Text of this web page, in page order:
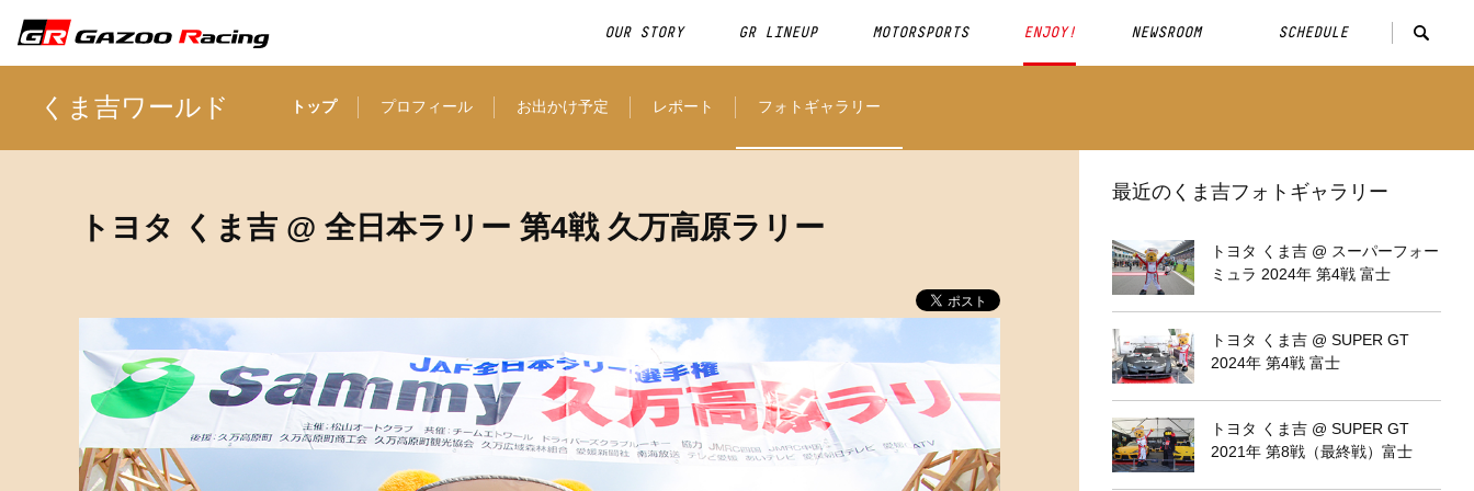
OUR STORY GR LINEUP MOTORSPORTS ENJOY! NEWSROOM SCHEDULE
くま吉ワールド トップ プロフィール お出かけ予定 レポート フォトギャラリー
トヨタ くま吉 @ 全日本ラリー 第4戦 久万高原ラリー
最近のくま吉フォトギャラリー
トヨタ くま吉 @ スーパーフォー
ミュラ 2024年 第4戦 富士
トヨタ くま吉 @ SUPER GT
2024年 第4戦 富士
トヨタ くま吉 @ SUPER GT
2021年 第8戦（最終戦）富士